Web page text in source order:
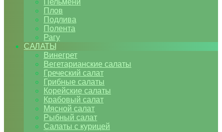
Пельмени
Плов
Подлива
Полента
Рагу
САЛАТЫ
Винегрет
Вегетарианские салаты
Греческий салат
Грибные салаты
Корейские салаты
Крабовый салат
Мясной салат
Рыбный салат
Салаты с курицей